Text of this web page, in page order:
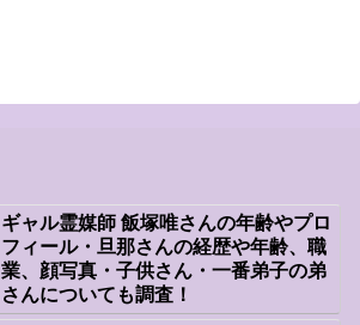
ギャル霊媒師 飯塚唯さんの年齢やプロ
フィール・旦那さんの経歴や年齢、職
業、顔写真・子供さん・一番弟子の弟
さんについても調査！